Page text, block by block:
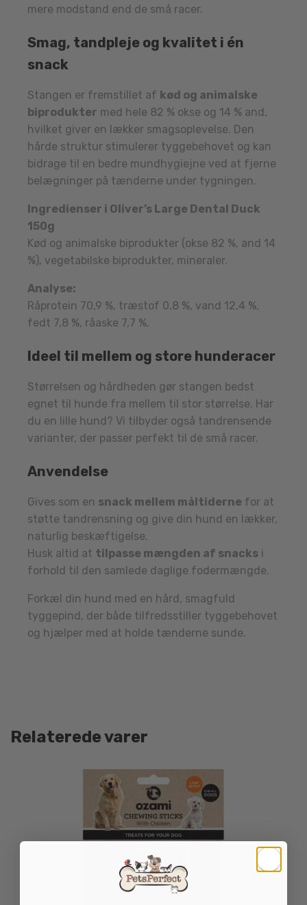
mere modstand end de små racer.
Smag, tandpleje og kvalitet i én
snack
Stangen er fremstillet af kød og animalske
biprodukter med hele 82 % okse og 14 % and,
hvilket giver en lækker smagsoplevelse. Den
hårde struktur stimulerer tyggebehovet og kan
bidrage til en bedre mundhygiejne ved at fjerne
belægninger på tænderne under tygningen.
Ingredienser i Oliver’s Large Dental Duck
150g
Kød og animalske biprodukter (okse 82 %, and 14
%), vegetabilske biprodukter, mineraler.
Analyse:
Råprotein 70,9 %, træstof 0,8 %, vand 12,4 %,
fedt 7,8 %, råaske 7,7 %.
Ideel til mellem og store hunderacer
Størrelsen og hårdheden gør stangen bedst
egnet til hunde fra mellem til stor størrelse. Har
du en lille hund? Vi tilbyder også tandrensende
varianter, der passer perfekt til de små racer.
Anvendelse
Gives som en snack mellem måltiderne for at
støtte tandrensning og give din hund en lækker,
naturlig beskæftigelse.
Husk altid at tilpasse mængden af snacks i
forhold til den samlede daglige fodermængde.
Forkæl din hund med en hård, smagfuld
tyggepind, der både tilfredsstiller tyggebehovet
og hjælper med at holde tænderne sunde.
Relaterede varer